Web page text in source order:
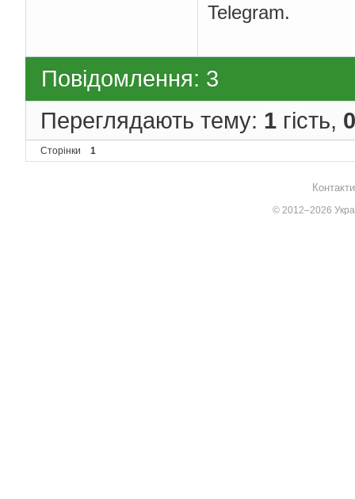
Telegram.
Повідомлення: 3
Переглядають тему: 1 гість, 0
Сторінки 1
© 2012–2026